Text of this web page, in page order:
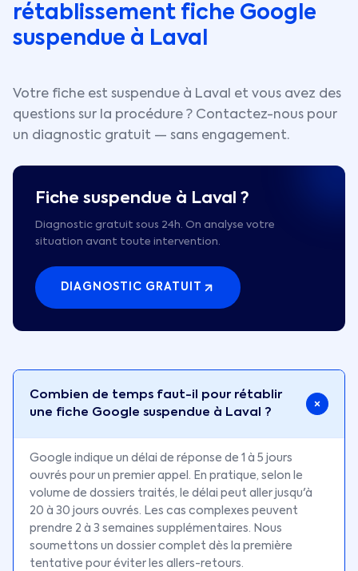
rétablissement fiche Google
suspendue à Laval
Votre fiche est suspendue à Laval et vous avez des
questions sur la procédure ? Contactez-nous pour
un diagnostic gratuit — sans engagement.
Fiche suspendue à Laval ?
Diagnostic gratuit sous 24h. On analyse votre
situation avant toute intervention.
DIAGNOSTIC GRATUIT
Combien de temps faut-il pour rétablir
une fiche Google suspendue à Laval ?
Google indique un délai de réponse de 1 à 5 jours
ouvrés pour un premier appel. En pratique, selon le
volume de dossiers traités, le délai peut aller jusqu'à
20 à 30 jours ouvrés. Les cas complexes peuvent
prendre 2 à 3 semaines supplémentaires. Nous
soumettons un dossier complet dès la première
tentative pour éviter les allers-retours.